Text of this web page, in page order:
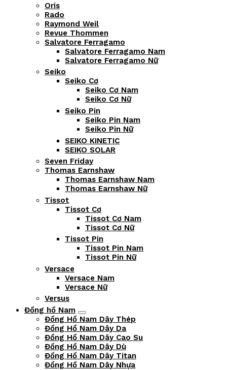
Oris
Rado
Raymond Weil
Revue Thommen
Salvatore Ferragamo
Salvatore Ferragamo Nam
Salvatore Ferragamo Nữ
Seiko
Seiko Cơ
Seiko Cơ Nam
Seiko Cơ Nữ
Seiko Pin
Seiko Pin Nam
Seiko Pin Nữ
SEIKO KINETIC
SEIKO SOLAR
Seven Friday
Thomas Earnshaw
Thomas Earnshaw Nam
Thomas Earnshaw Nữ
Tissot
Tissot Cơ
Tissot Cơ Nam
Tissot Cơ Nữ
Tissot Pin
Tissot Pin Nam
Tissot Pin Nữ
Versace
Versace Nam
Versace Nữ
Versus
Đồng hồ Nam
Đồng Hồ Nam Dây Thép
Đồng Hồ Nam Dây Da
Đồng Hồ Nam Dây Cao Su
Đồng Hồ Nam Dây Dù
Đồng Hồ Nam Dây Titan
Đồng Hồ Nam Dây Nhựa